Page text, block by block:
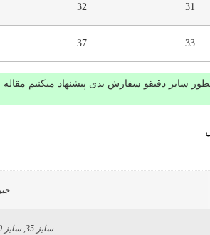
31
32
33
37
سایز دقیقو سفارش بدی پیشنهاد میکنیم مقاله
سایز 35, سایز 40, سایز 45, سایز 50